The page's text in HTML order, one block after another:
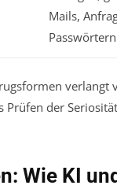
Mails,
Passwörtern
verlangt
der
Wie KI